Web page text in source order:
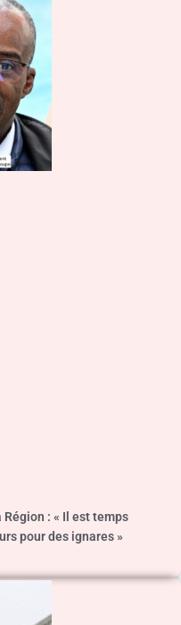
: « Il est temps
pour des ignares »